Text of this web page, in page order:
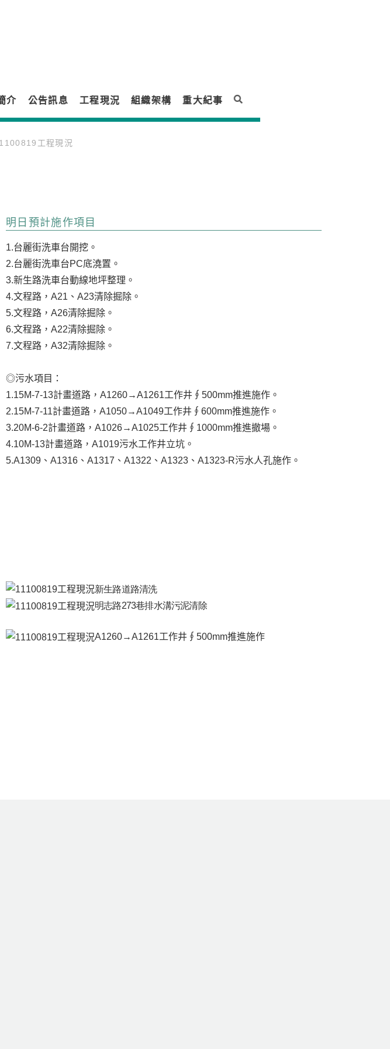
介 公告訊息 工程現況 組織架構 重大紀事
工程現況
工程現況
明日預計施作項目
1.台麗街洗車台開挖。
2.台麗街洗車台PC底澆置。
3.新生路洗車台動線地坪整理。
4.文程路，A21、A23清除掘除。
5.文程路，A26清除掘除。
6.文程路，A22清除掘除。
7.文程路，A32清除掘除。
◎污水項目：
1.15M-7-13計畫道路，A1260→A1261工作井∮500mm推進施作。
2.15M-7-11計畫道路，A1050→A1049工作井∮600mm推進施作。
3.20M-6-2計畫道路，A1026→A1025工作井∮1000mm推進撤場。
4.10M-13計畫道路，A1019污水工作井立坑。
5.A1309、A1316、A1317、A1322、A1323、A1323-R污水人孔施作。
新生路道路清洗
明志路273巷排水溝污泥清除
A1260→A1261工作井∮500mm推進施作